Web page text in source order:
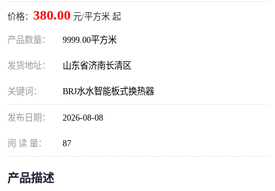
价格： 380.00 元/平方米 起
产品数量： 9999.00平方米
发货地址： 山东省济南长清区
关键词： BRJ水水智能板式换热器
发布日期： 2026-08-08
阅 读 量： 87
产品描述